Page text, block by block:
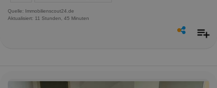
Quelle: Immobilienscout24.de
Aktualisiert: 11 Stunden, 45 Minuten